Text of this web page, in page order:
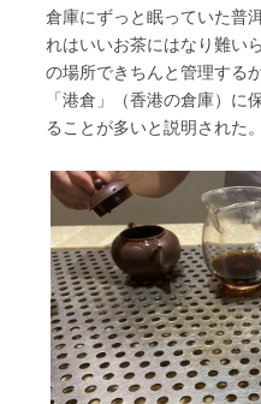
倉庫にずっと眠っていた普
れはいいお茶にはなり難い
の場所できちんと管理する
「港倉」（香港の倉庫）に
ることが多いと説明された。